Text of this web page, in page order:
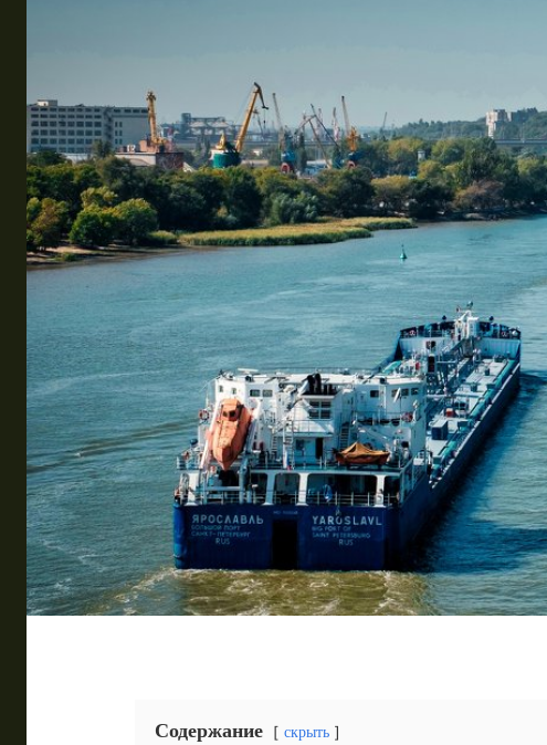
Топ мест отдыха
Анапа
Алтай
Кавказские Минеральные Воды
Калининград
Крым
Сочи
Египет
ОАЭ
Таиланд
Турция
Шри-Ланка
МореСодержание скрыть